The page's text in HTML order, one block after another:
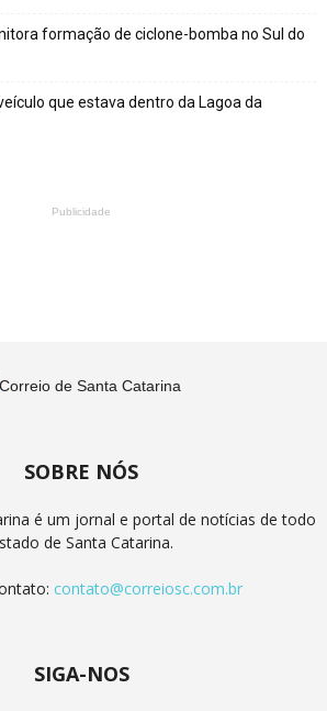
formação de ciclone-bomba no Sul do
que estava dentro da Lagoa da
Publicidade
SOBRE NÓS
é um jornal e portal de notícias de todo
de Santa Catarina.
contato@correiosc.com.br
SIGA-NOS